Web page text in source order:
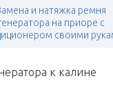
и натяжка ремня
на приоре с
своими
к калине